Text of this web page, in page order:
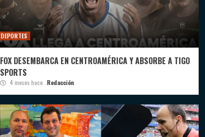
DEPORTES
FOX DESEMBARCA EN CENTROAMÉRICA Y ABSORBE A TIGO
SPORTS
4 meses hace Redacción